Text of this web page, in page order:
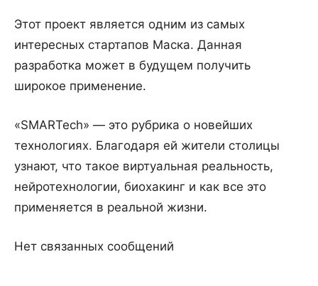
Этот проект является одним из самых
интересных стартапов Маска. Данная
разработка может в будущем получить
широкое применение.
«SMARTech» — это рубрика о новейших
технологиях. Благодаря ей жители столицы
узнают, что такое виртуальная реальность,
нейротехнологии, биохакинг и как все это
применяется в реальной жизни.
Нет связанных сообщений